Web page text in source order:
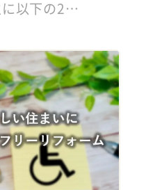
に以下の2…